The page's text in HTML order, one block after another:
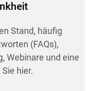
Stand, häufig
(FAQs),
Webinare und eine
hier.